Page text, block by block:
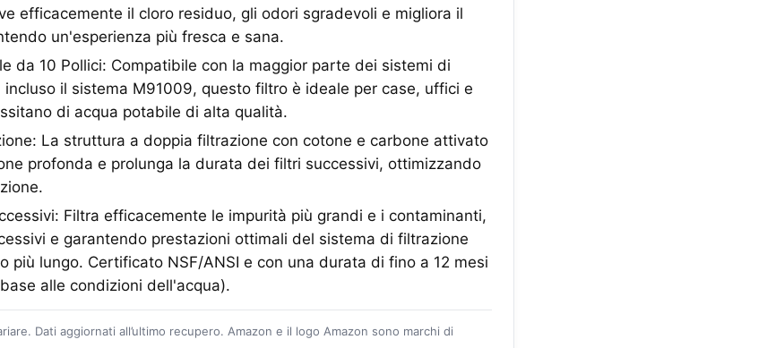
efficacemente il cloro residuo, gli odori sgradevoli e migliora il
un'esperienza più fresca e sana.
da 10 Pollici: Compatibile con la maggior parte dei sistemi di
il sistema M91009, questo filtro è ideale per case, uffici e
di acqua potabile di alta qualità.
La struttura a doppia filtrazione con cotone e carbone attivato
profonda e prolunga la durata dei filtri successivi, ottimizzando
Filtra efficacemente le impurità più grandi e i contaminanti,
e garantendo prestazioni ottimali del sistema di filtrazione
più lungo. Certificato NSF/ANSI e con una durata di fino a 12 mesi
alle condizioni dell'acqua).
Dati aggiornati all’ultimo recupero. Amazon e il logo Amazon sono marchi di